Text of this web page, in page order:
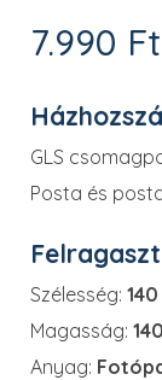
7.990 Ft
GLS
Posta és
Szélesség:
Magasság:
Anyag: